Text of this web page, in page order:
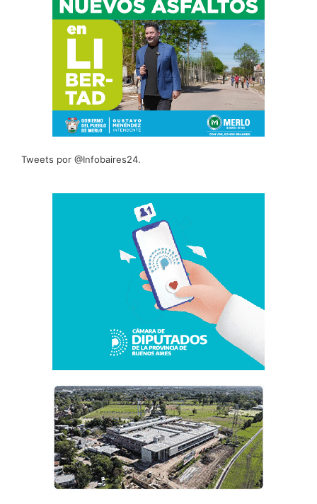
Tweets por @Infobaires24.